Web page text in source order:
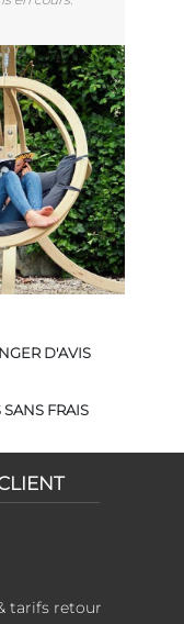
D'AVIS
FRAIS
tarifs retour